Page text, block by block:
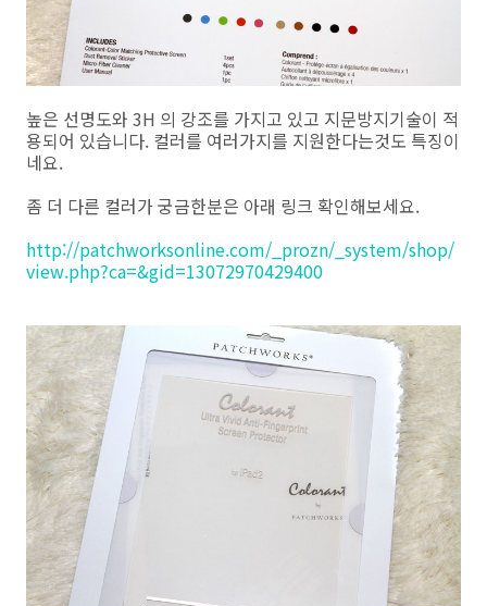
높은 선명도와 3H 의 강조를 가지고 있고 지문방지기술이 적
용되어 있습니다. 컬러를 여러가지를 지원한다는것도 특징이
네요.
좀 더 다른 컬러가 궁금한분은 아래 링크 확인해보세요.
http://patchworksonline.com/_prozn/_system/shop/
view.php?ca=&gid=13072970429400